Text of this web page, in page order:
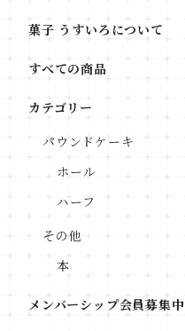
菓子 うすいろについて
すべての商品
カテゴリー
パウンドケーキ
ホール
ハーフ
その他
本
メンバーシップ会員募集中